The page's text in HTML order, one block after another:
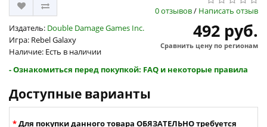
0 отзывов/ Написать отзыв
Издатель: Double Damage Games Inc.
Игра: Rebel Galaxy
Наличие: Есть в наличии
492 руб.
Сравнить цену по регионам
- Ознакомиться перед покупкой: FAQ и некоторые правила
Доступные варианты
Для покупки данного товара ОБЯЗАТЕЛЬНО требуется